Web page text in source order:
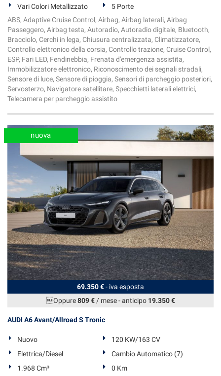
Vari Colori Metallizzato
5 Porte
ABS, Adaptive Cruise Control, Airbag, Airbag laterali, Airbag
Passeggero, Airbag testa, Autoradio, Autoradio digitale, Bluetooth,
Bracciolo, Cerchi in lega, Chiusura centralizzata, Climatizzatore,
Controllo elettronico della corsia, Controllo trazione, Cruise Control,
ESP, Fari LED, Fendinebbia, Frenata d'emergenza assistita,
Immobilizzatore elettronico, Riconoscimento dei segnali stradali,
Sensore di luce, Sensore di pioggia, Sensori di parcheggio posteriori,
Servosterzo, Navigatore satellitare, Specchietti laterali elettrici,
Telecamera per parcheggio assistito
69.350 €- iva esposta
Oppure809 €/ mese-anticipo 19.350 €
nuova
AUDI A6 Avant/Allroad S Tronic
Nuovo
120 KW/163 CV
Elettrica/Diesel
Cambio Automatico (7)
1.968 Cm³
0 Km